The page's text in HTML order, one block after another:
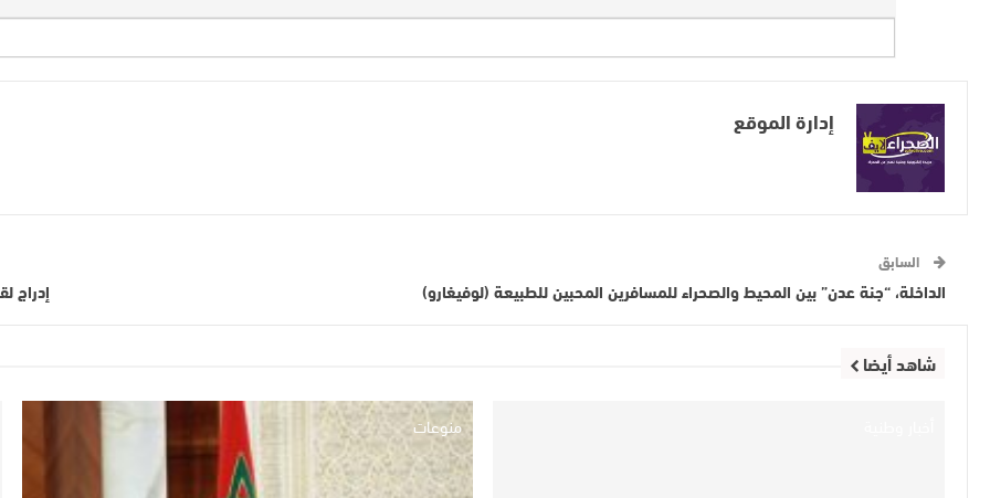
إدارة الموقع
السابق
الداخلة، “جنة عدن” بين المحيط والصحراء للمسافرين المحبين للطبيعة (لوفيغارو) إدراج
شاهد أيضا
منوعات